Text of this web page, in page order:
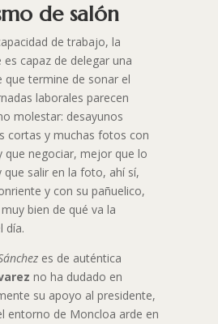
de salón
de trabajo, la
es capaz de delegar una
que termine de sonar el
laborales parecen
molestar: desayunos
cortas y muchas fotos con
que negociar, mejor que lo
que salir en la foto, ahí sí,
y con su pañuelico,
bien de qué va la
día.
es de auténtica
no ha dudado en
su apoyo al presidente,
entorno de Moncloa arde en